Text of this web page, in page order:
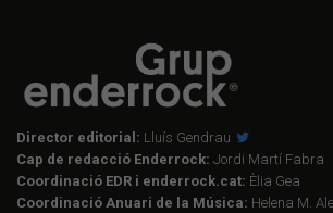
Director editorial: Lluís Gendrau
Cap de redacció Enderrock: Jordi Martí Fabra
Coordinació EDR i enderrock.cat: Èlia Gea
Coordinació Anuari de la Música: Helena M.